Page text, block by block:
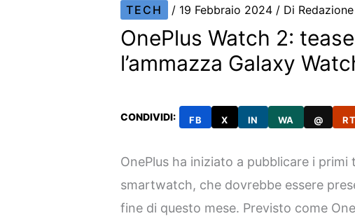
TECH / 19 Febbraio 2024 / Di Redazione
OnePlus Watch 2:
l’ammazza Galaxy
CONDIVIDI: FB X IN WA @ RT
OnePlus ha iniziato a pubblicare i primi
smartwatch, che dovrebbe essere
fine di questo mese. Previsto come